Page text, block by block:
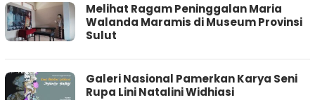
Melihat Ragam Peninggalan Maria
Walanda Maramis di Museum Provinsi
Sulut
Galeri Nasional Pamerkan Karya Seni
Rupa Lini Natalini Widhiasi